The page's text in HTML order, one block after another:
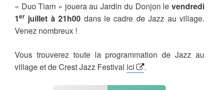
« Duo Tiam » jouera au Jardin du Donjon le vendredi
1er juillet à 21h00 dans le cadre de Jazz au village.
Venez nombreux !
Vous trouverez toute la programmation de Jazz au
village et de Crest Jazz Festival ici .